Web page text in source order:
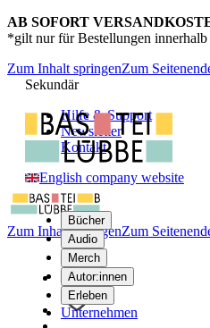
AB SOFORT
*gilt nur für Bestellungen
Zum Inhalt springenZum
Sekundär
Hilfe & Support
Newsletter
Kontakt
English company website
Bücher
Audio
Merch
Autor:innen
Erleben
Unternehmen
Zum Inhalt springenZum